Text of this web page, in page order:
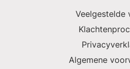
Veelgestelde
Algemene